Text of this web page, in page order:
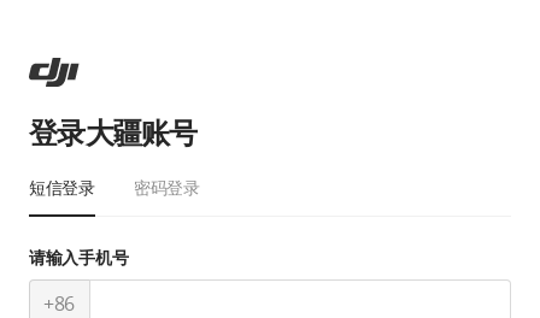
登录大疆账号
短信登录 密码登录
请输入手机号
+86